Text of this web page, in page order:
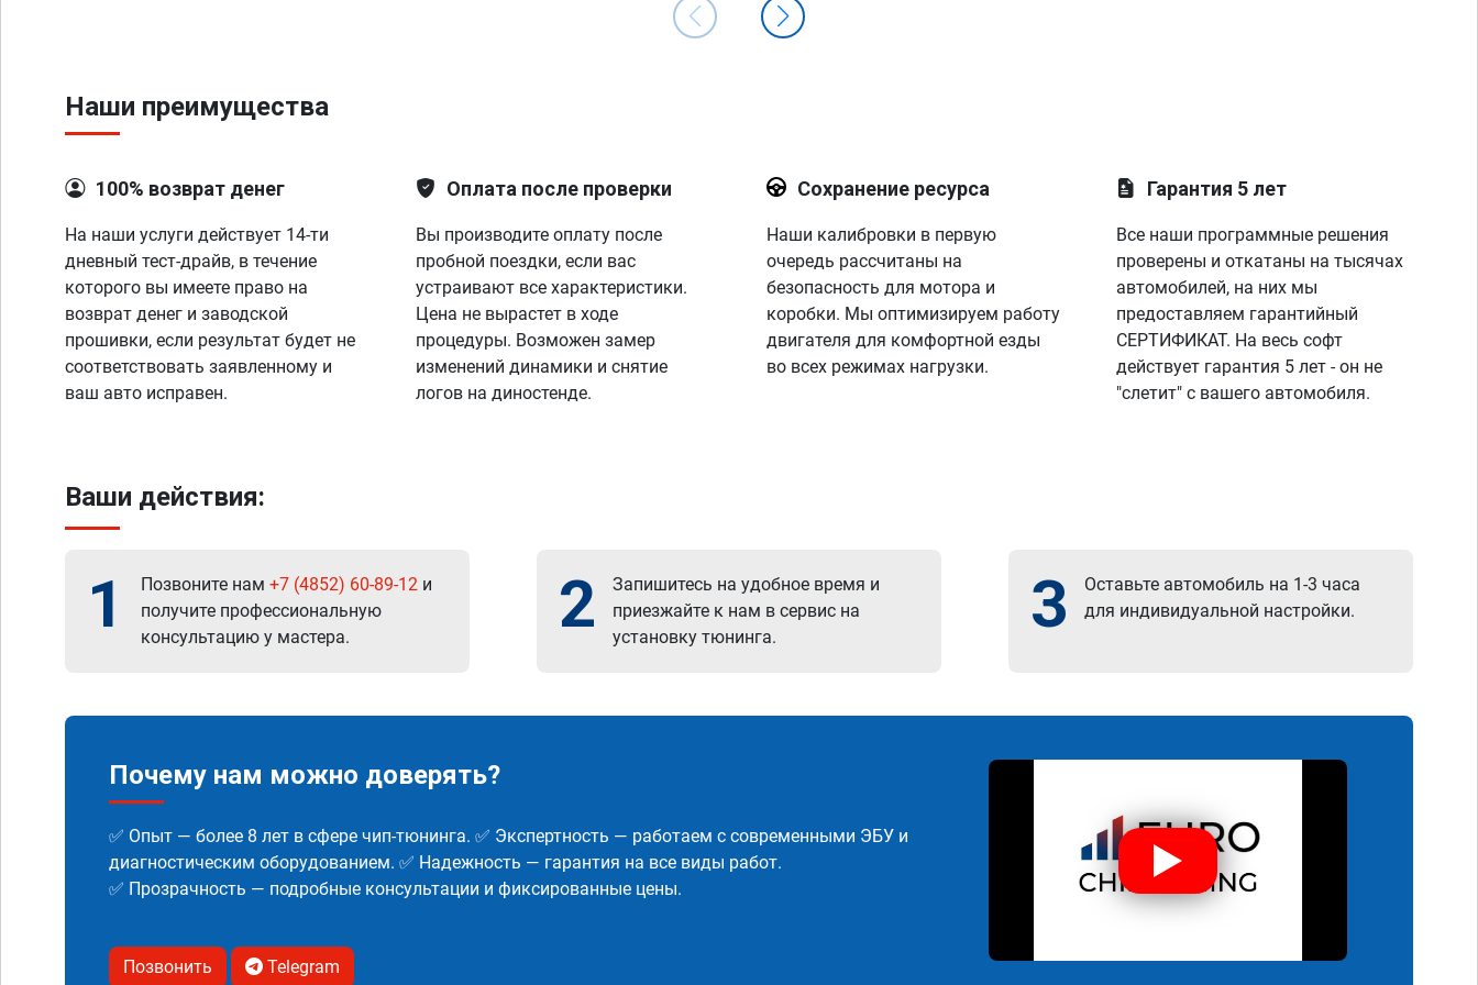
Наши преимущества
100% возврат денег
На наши услуги действует 14-ти
дневный тест-драйв, в течение
которого вы имеете право на
возврат денег и заводской
прошивки, если результат будет не
соответствовать заявленному и
ваш авто исправен.
Оплата после проверки
Вы производите оплату после
пробной поездки, если вас
устраивают все характеристики.
Цена не вырастет в ходе
процедуры. Возможен замер
изменений динамики и снятие
логов на диностенде.
Сохранение ресурса
Наши калибровки в первую
очередь рассчитаны на
безопасность для мотора и
коробки. Мы оптимизируем работу
двигателя для комфортной езды
во всех режимах нагрузки.
Гарантия 5 лет
Все наши программные решения
проверены и откатаны на тысячах
автомобилей, на них мы
предоставляем гарантийный
СЕРТИФИКАТ. На весь софт
действует гарантия 5 лет - он не
"слетит" с вашего автомобиля.
Ваши действия:
1 Позвоните нам +7 (4852) 60-89-12 и
получите профессиональную
консультацию у мастера.
2
Запишитесь на удобное время и
приезжайте к нам в сервис на
установку тюнинга.
3
Оставьте автомобиль на 1-3 часа
для индивидуальной настройки.
Почему нам можно доверять?
✅ Опыт — более 8 лет в сфере чип-тюнинга. ✅ Экспертность — работаем с современными ЭБУ и
диагностическим оборудованием. ✅ Надежность — гарантия на все виды работ.
✅ Прозрачность — подробные консультации и фиксированные цены.
Позвонить Telegram